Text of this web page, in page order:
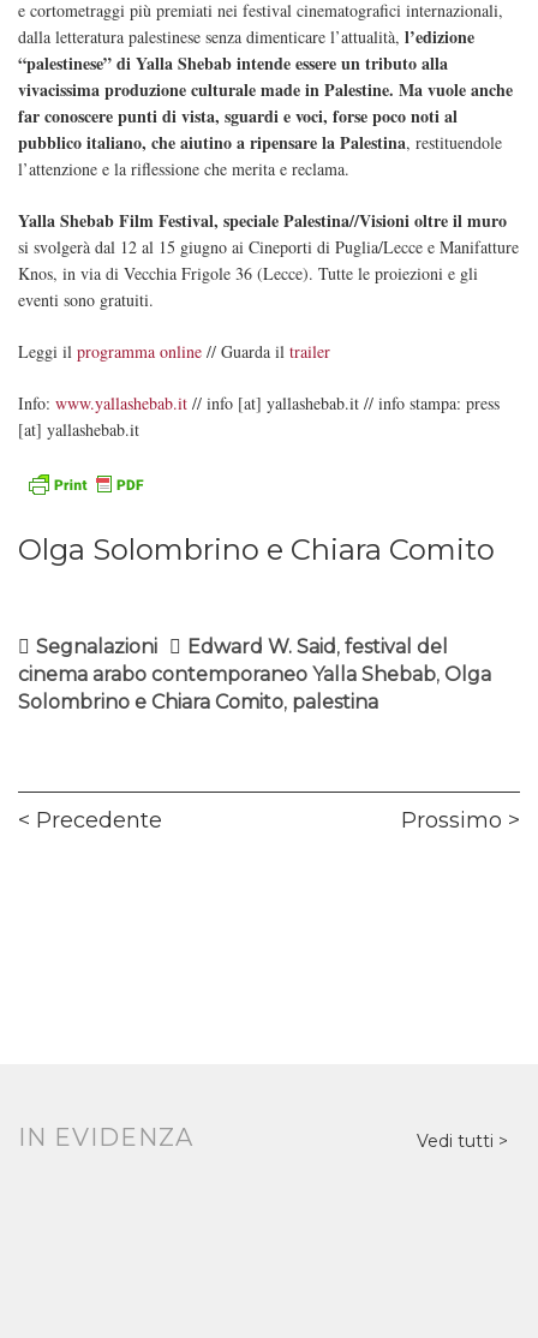
e cortometraggi più premiati nei festival cinematografici internazionali,
dalla letteratura palestinese senza dimenticare l’attualità, l’edizione
“palestinese” di Yalla Shebab intende essere un tributo alla
vivacissima produzione culturale made in Palestine. Ma vuole anche
far conoscere punti di vista, sguardi e voci, forse poco noti al
pubblico italiano, che aiutino a ripensare la Palestina, restituendole
l’attenzione e la riflessione che merita e reclama.
Yalla Shebab Film Festival, speciale Palestina//Visioni oltre il muro
si svolgerà dal 12 al 15 giugno ai Cineporti di Puglia/Lecce e Manifatture
Knos, in via di Vecchia Frigole 36 (Lecce). Tutte le proiezioni e gli
eventi sono gratuiti.
Leggi il programma online // Guarda il trailer
Info: www.yallashebab.it // info [at] yallashebab.it // info stampa: press
[at] yallashebab.it
Olga Solombrino e Chiara Comito
Segnalazioni Edward W. Said, festival del
cinema arabo contemporaneo Yalla Shebab, Olga
Solombrino e Chiara Comito, palestina
Navigazione
Precedente Prossimo
IN EVIDENZA Vedi tutti